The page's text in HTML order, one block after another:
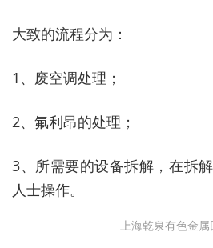
大致的流程分为：
1、废空调处理；
2、氟利昂的处理；
3、所需要的设备拆解，在拆
人士操作。
上海乾泉有色金